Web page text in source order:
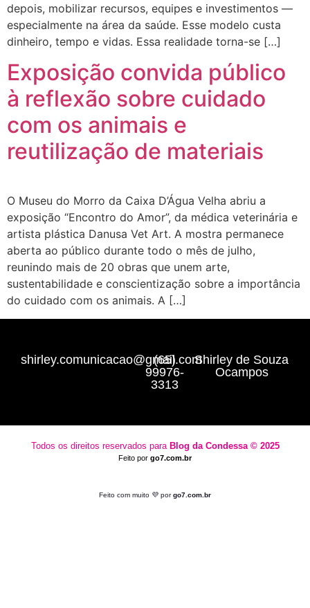
depois, mobilizar recursos, equipes e investimentos —
especialmente na área da saúde. Esse modelo custa
dinheiro, tempo e vidas. Essa realidade torna-se […]
Exposição convida público
à reflexão sobre cuidado
com os animais e
reutilização de materiais
O Museu do Morro da Caixa D’Água Velha abriu a
exposição “Encontro do Amor”, da médica veterinária e
artista plástica Danusa Vet Art. A mostra permanece
aberta ao público durante todo o mês de julho,
reunindo mais de 20 obras que unem arte,
sustentabilidade e conscientização sobre a importância
do cuidado com os animais. A […]
shirley.comunicacao@gmail.com
(65)
99976-
3313
Shirley de Souza
Ocampos
Todos os direitos reservados paraBlog da Condessa ⁠© 2025
Feito por go7.com.br
Feito com muito 💜 porgo7.com.br